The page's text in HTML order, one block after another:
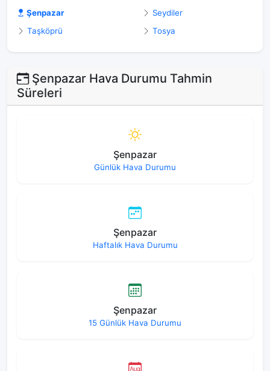
Şenpazar
Seydiler
Taşköprü
Tosya
Şenpazar Hava Durumu Tahmin
Süreleri
Şenpazar
Günlük Hava Durumu
Şenpazar
Haftalık Hava Durumu
Şenpazar
15 Günlük Hava Durumu